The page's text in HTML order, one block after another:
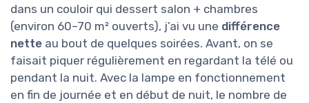
dans un couloir qui dessert salon + chambres
(environ 60–70 m² ouverts), j’ai vu une différence
nette au bout de quelques soirées. Avant, on se
faisait piquer régulièrement en regardant la télé ou
pendant la nuit. Avec la lampe en fonctionnement
en fin de journée et en début de nuit, le nombre de